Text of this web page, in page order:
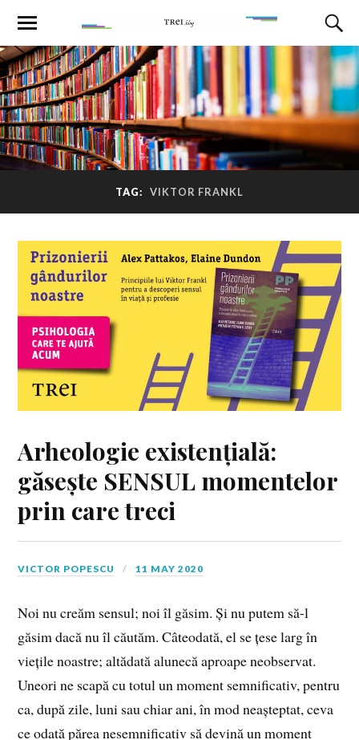
TAG: VIKTOR FRANKL
Arheologie existențială:
găsește SENSUL momentelor
prin care treci
VICTOR POPESCU 11 MAY 2020
Noi nu creăm sensul; noi îl găsim. Și nu putem să-l
găsim dacă nu îl căutăm. Câteodată, el se țese larg în
viețile noastre; altădată alunecă aproape neobservat.
Uneori ne scapă cu totul un moment semnificativ, pentru
ca, după zile, luni sau chiar ani, în mod neașteptat, ceva
ce odată părea nesemnificativ să devină un moment